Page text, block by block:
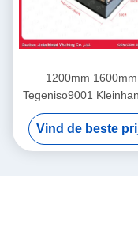
1200mm 1600mm
Tegeniso9001
de Controleteller van
Vind de beste